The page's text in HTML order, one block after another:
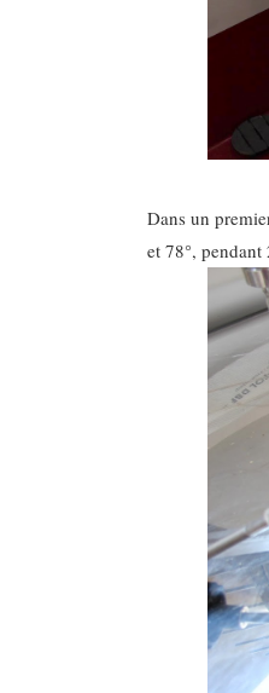
Dans un
et 78°,